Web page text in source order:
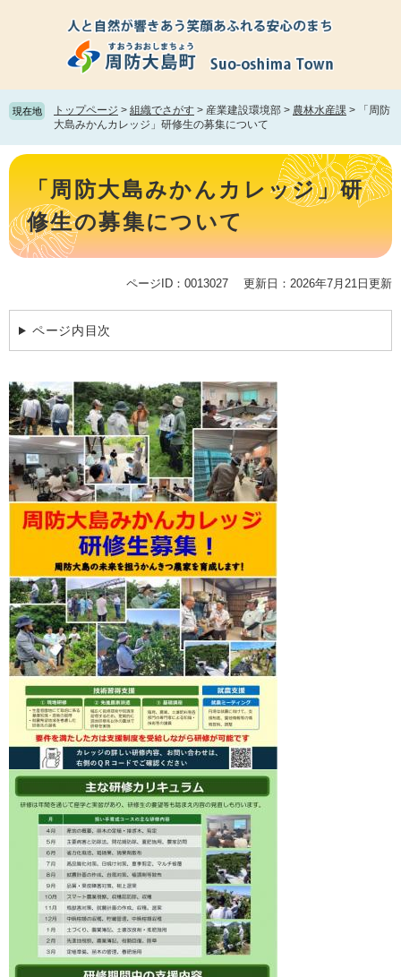
頭
で
飛
ば
て
現在地 トップページ > 組織でさがす > 産業建設環境部 > 農林水産課 >
「周防
大島みかんカレッジ」研修生の募集について
本
「周防大島みかんカレッジ」研
修生の募集について
ページID：0013027 更新日：2026年7月21日更新
ページ内目次